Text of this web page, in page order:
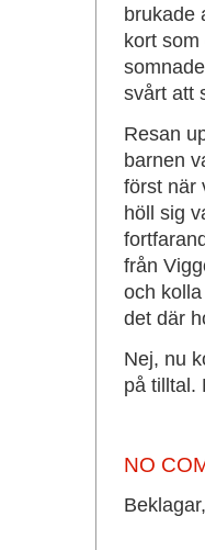
brukade
kort
svårt att
Resan
barnen
först när
höll sig
från
och
det där
Nej, nu
på tilltal.
NO